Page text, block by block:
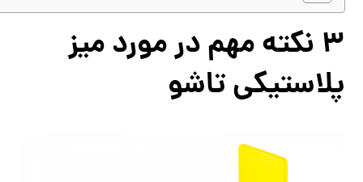
3 نکته مهم در مورد میز
پلاستیکی تاشو